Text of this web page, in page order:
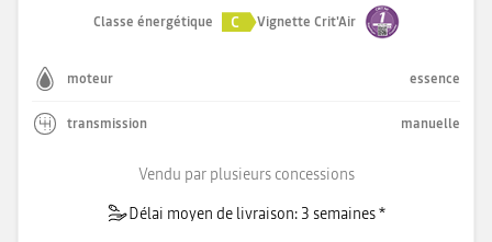
Classe énergétique C Vignette Crit'Air
moteur essence
transmission manuelle
Vendu par plusieurs concessions
Délai moyen de livraison: 3 semaines *